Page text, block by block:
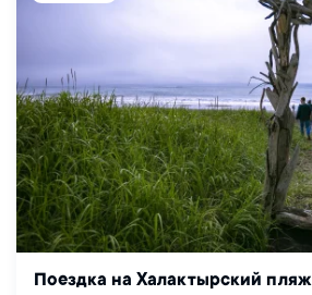
Поездка на Халактырский пляж